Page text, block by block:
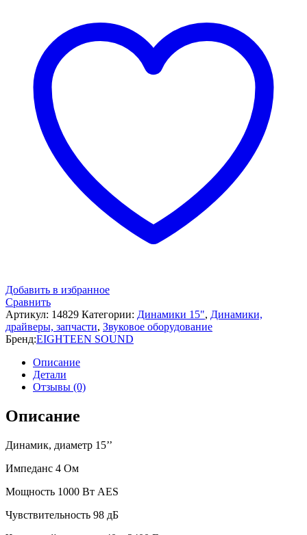
Добавить в избранное
Сравнить
Артикул: 14829 Категории: Динамики 15", Динамики,
драйверы, запчасти, Звуковое оборудование
Бренд:EIGHTEEN SOUND
Описание
Детали
Отзывы (0)
Описание
Динамик, диаметр 15’’
Импеданс 4 Ом
Мощность 1000 Вт AES
Чувствительность 98 дБ